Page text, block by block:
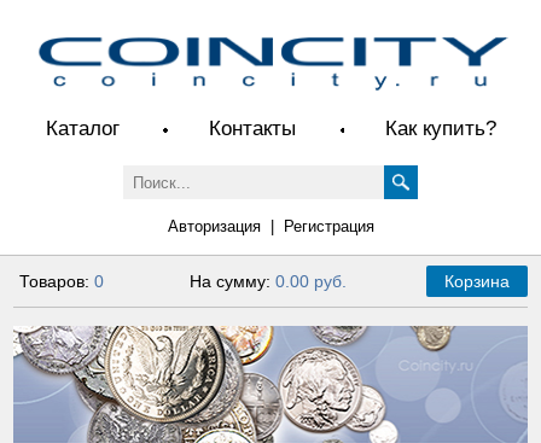
Каталог Контакты Как купить?
Авторизация| Регистрация
Товаров:0 На сумму: 0.00 руб. Корзина